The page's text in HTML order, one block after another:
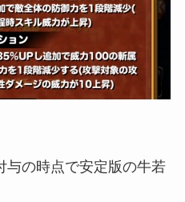
与の時点で安定版の牛若